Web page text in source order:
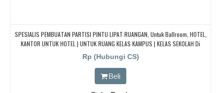
SPESIALIS PEMBUATAN PARTISI PINTU LIPAT RUANGAN, Untuk Ballroom, HOTEL,
KANTOR UNTUK HOTEL | UNTUK RUANG KELAS KAMPUS | KELAS SEKOLAH Di
BANDUNG, JAKARTA, BEKASI, TANGERANG
Rp (Hubungi CS)
Beli